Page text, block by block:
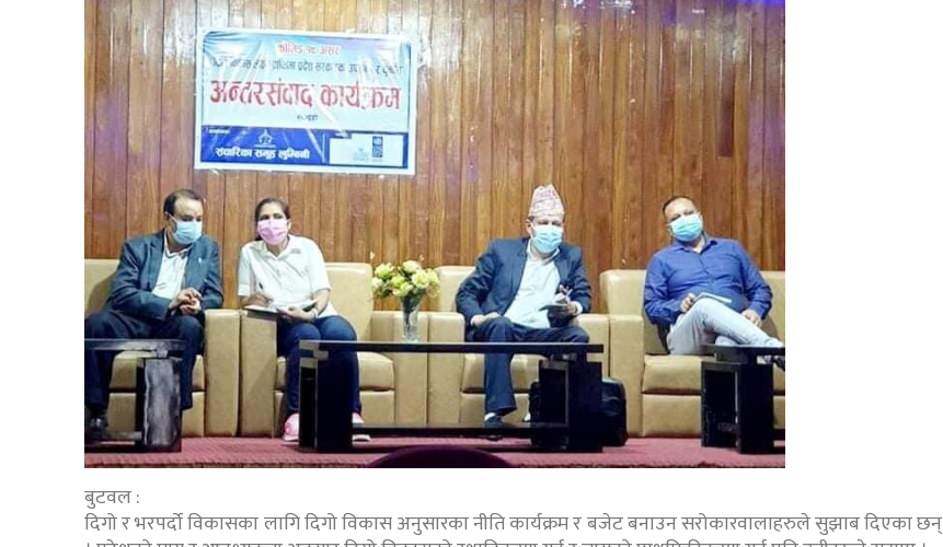
बुटवल :
दिगो र भरपर्दो विकासका लागि दिगो विकास अनुसारका नीति कार्यक्रम र बजेट बनाउन सरोकारवालाहरुले सुझाब दिएका छन्